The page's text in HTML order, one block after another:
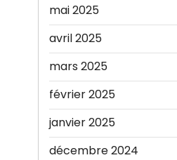
mai 2025
avril 2025
mars 2025
février 2025
janvier 2025
décembre 2024